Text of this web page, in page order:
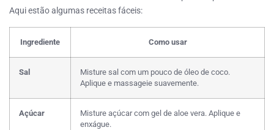
Aqui estão algumas receitas fáceis:
Ingrediente Como usar
Sal
Misture sal com um pouco de óleo de coco.
Aplique e massageie suavemente.
Açúcar
Misture açúcar com gel de aloe vera. Aplique e
enxágue.